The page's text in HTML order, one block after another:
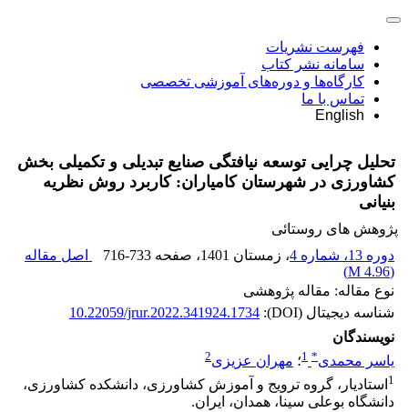
فهرست نشریات
سامانه نشر کتاب
کارگاه‌ها و دوره‌های آموزشی تخصصی
تماس با ما
English
تحلیل چرایی توسعه نیافتگی صنایع تبدیلی و تکمیلی بخش
کشاورزی در شهرستان کامیاران: کاربرد روش نظریه
بنیانی
پژوهش های روستائی
دوره 13، شماره 4
، زمستان 1401 ، صفحه 716-733
اصل مقاله
(
4.96 M
)
نوع مقاله: مقاله پژوهشی
شناسه دیجیتال (DOI):
10.22059/jrur.2022.341924.1734
نویسندگان
یاسر محمدی*
1؛ مهران عزیزی2
1 استادیار، گروه ترویج و آموزش کشاورزی، دانشکده کشاورزی،
دانشگاه بوعلی سینا، همدان، ایران.